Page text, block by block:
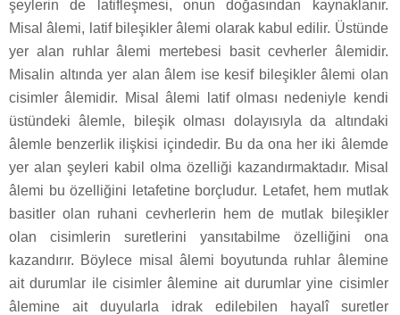
şeylerin de latifleşmesi, onun doğasından kaynaklanır.
Misal âlemi, latif bileşikler âlemi olarak kabul edilir. Üstünde
yer alan ruhlar âlemi mertebesi basit cevherler âlemidir.
Misalin altında yer alan âlem ise kesif bileşikler âlemi olan
cisimler âlemidir. Misal âlemi latif olması nedeniyle kendi
üstündeki âlemle, bileşik olması dolayısıyla da altındaki
âlemle benzerlik ilişkisi içindedir. Bu da ona her iki âlemde
yer alan şeyleri kabil olma özelliği kazandırmaktadır. Misal
âlemi bu özelliğini letafetine borçludur. Letafet, hem mutlak
basitler olan ruhani cevherlerin hem de mutlak bileşikler
olan cisimlerin suretlerini yansıtabilme özelliğini ona
kazandırır. Böylece misal âlemi boyutunda ruhlar âlemine
ait durumlar ile cisimler âlemine ait durumlar yine cisimler
âlemine ait duyularla idrak edilebilen hayalî suretler